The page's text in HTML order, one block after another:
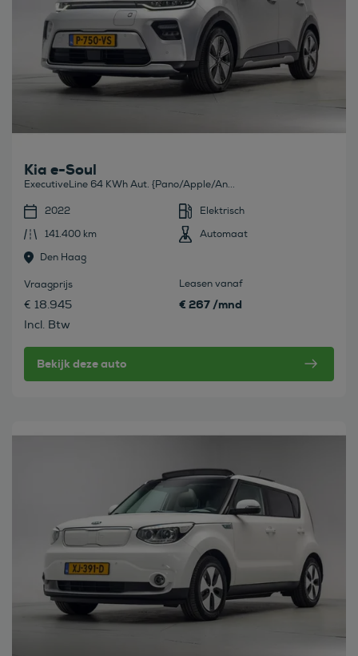
Kia e-Soul
ExecutiveLine 64 KWh Aut. {Pano/Apple/An...
2022
Elektrisch
141.400 km
Automaat
Den Haag
Vraagprijs
€ 18.945
Incl. Btw
Leasen vanaf
€ 267 /mnd
Bekijk deze auto
Bekijk deze auto